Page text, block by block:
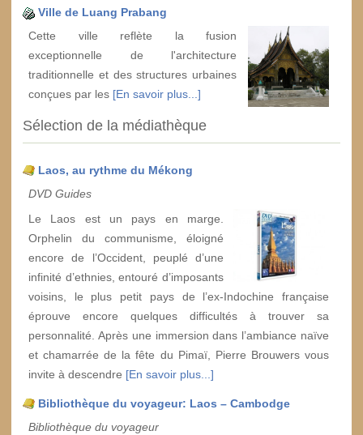
Ville de Luang Prabang
Cette ville reflète la fusion
exceptionnelle de l'architecture
traditionnelle et des structures urbaines
conçues par les [En savoir plus...]
Sélection de la médiathèque
Laos, au rythme du Mékong
DVD Guides
Le Laos est un pays en marge.
Orphelin du communisme, éloigné
encore de l’Occident, peuplé d’une
infinité d’ethnies, entouré d’imposants
voisins, le plus petit pays de l’ex-Indochine française
éprouve encore quelques difficultés à trouver sa
personnalité. Après une immersion dans l’ambiance naïve
et chamarrée de la fête du Pimaï, Pierre Brouwers vous
invite à descendre [En savoir plus...]
Bibliothèque du voyageur: Laos – Cambodge
Bibliothèque du voyageur